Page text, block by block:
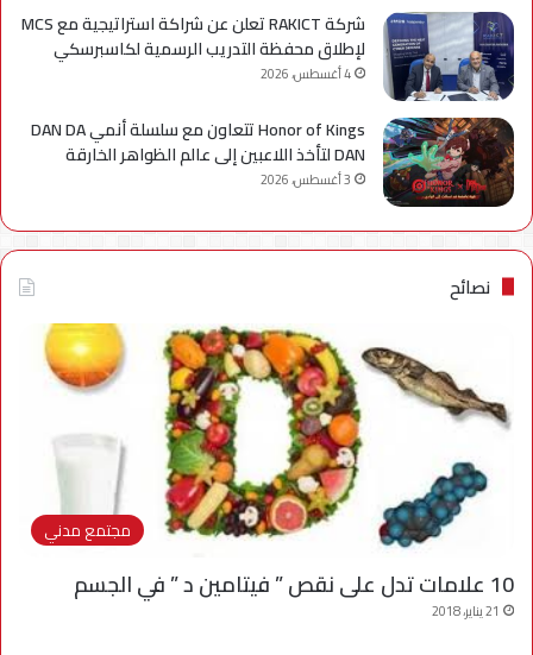
شركة RAKICT تعلن عن شراكة استراتيجية مع MCS
لإطلاق محفظة التدريب الرسمية لكاسبرسكي
4 أغسطس، 2026
Honor of Kings تتعاون مع سلسلة أنمي DAN DA
DAN لتأخذ اللاعبين إلى عالم الظواهر الخارقة
3 أغسطس، 2026
نصائح
مجتمع مدني
10 علامات تدل على نقص ” فيتامين د ” في الجسم
21 يناير، 2018